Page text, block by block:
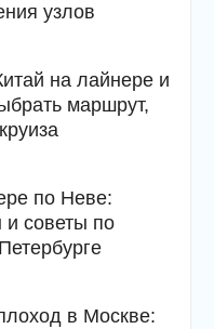
узлов
на лайнере и
маршрут,
по Неве:
советы по
в Москве: